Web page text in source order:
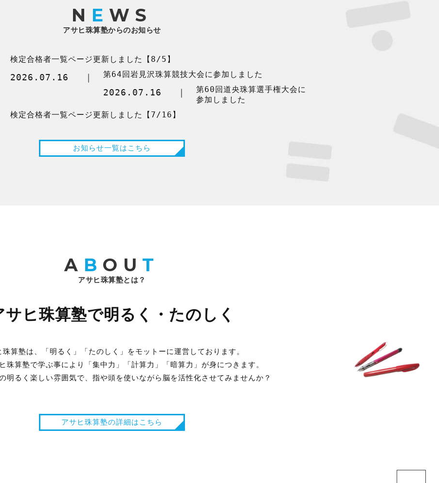
N E WS
アサヒ珠算塾からのお知らせ
検定合格者一覧ページ更新しました【8/5】
2026.07.16 第64回岩見沢珠算競技大会に参加しました
2026.07.16
第60回道央珠算選手権大会に
参加しました
検定合格者一覧ページ更新しました【7/16】
お知らせ一覧はこちら
A B OU T
アサヒ珠算塾とは？
サヒ珠算塾で明るく・たのしく
珠算塾は、「明るく」「たのしく」をモットーに運営しております。
珠算塾で学ぶ事により「集中力」「計算力」「暗算力」が身につきます。
明るく楽しい雰囲気で、指や頭を使いながら脳を活性化させてみませんか？
アサヒ珠算塾の詳細はこちら